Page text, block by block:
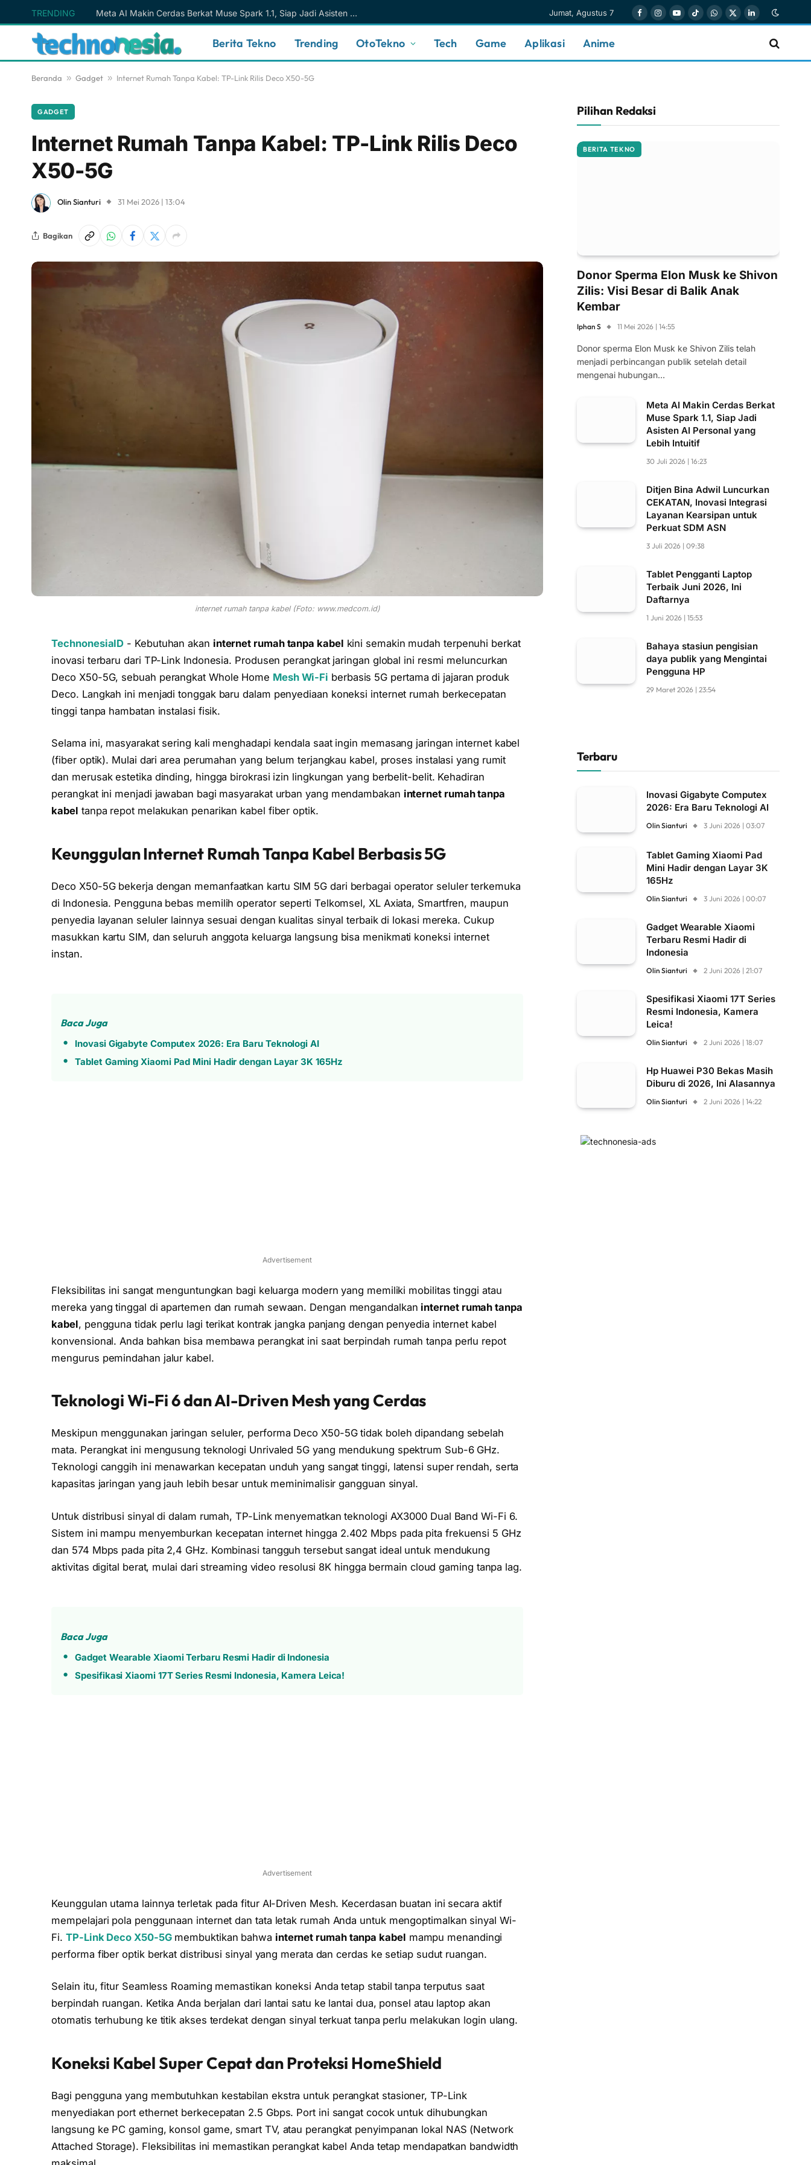
TRENDING Meta AI Makin Cerdas Berkat Muse Spark 1.1, Siap Jadi Asisten AI Personal yang Lebih Intuitif Jumat, Agustus 7
FacebookInstagram
YouTube
TikTokWhatsApp
X
LinkedIn
Berita Tekno Trending OtoTekno Tech Game Aplikasi Anime
Beranda » Gadget » Internet Rumah Tanpa Kabel: TP-Link Rilis Deco X50-5G
GADGET
Internet Rumah Tanpa Kabel: TP-Link Rilis Deco
X50-5G
Olin Sianturi 31 Mei 2026 | 13:04
Bagikan
internet rumah tanpa kabel (Foto: www.medcom.id)
TechnonesiaID - Kebutuhan akan internet rumah tanpa kabel kini semakin mudah terpenuhi berkat
inovasi terbaru dari TP-Link Indonesia. Produsen perangkat jaringan global ini resmi meluncurkan
Deco X50-5G, sebuah perangkat Whole Home Mesh Wi-Fi berbasis 5G pertama di jajaran produk
Deco. Langkah ini menjadi tonggak baru dalam penyediaan koneksi internet rumah berkecepatan
tinggi tanpa hambatan instalasi fisik.
Selama ini, masyarakat sering kali menghadapi kendala saat ingin memasang jaringan internet kabel
(fiber optik). Mulai dari area perumahan yang belum terjangkau kabel, proses instalasi yang rumit
dan merusak estetika dinding, hingga birokrasi izin lingkungan yang berbelit-belit. Kehadiran
perangkat ini menjadi jawaban bagi masyarakat urban yang mendambakan internet rumah tanpa
kabel tanpa repot melakukan penarikan kabel fiber optik.
Keunggulan Internet Rumah Tanpa Kabel Berbasis 5G
Deco X50-5G bekerja dengan memanfaatkan kartu SIM 5G dari berbagai operator seluler terkemuka
di Indonesia. Pengguna bebas memilih operator seperti Telkomsel, XL Axiata, Smartfren, maupun
penyedia layanan seluler lainnya sesuai dengan kualitas sinyal terbaik di lokasi mereka. Cukup
masukkan kartu SIM, dan seluruh anggota keluarga langsung bisa menikmati koneksi internet
instan.
Baca Juga
Inovasi Gigabyte Computex 2026: Era Baru Teknologi AI
Tablet Gaming Xiaomi Pad Mini Hadir dengan Layar 3K 165Hz
Advertisement
Fleksibilitas ini sangat menguntungkan bagi keluarga modern yang memiliki mobilitas tinggi atau
mereka yang tinggal di apartemen dan rumah sewaan. Dengan mengandalkan internet rumah tanpa
kabel, pengguna tidak perlu lagi terikat kontrak jangka panjang dengan penyedia internet kabel
konvensional. Anda bahkan bisa membawa perangkat ini saat berpindah rumah tanpa perlu repot
mengurus pemindahan jalur kabel.
Teknologi Wi-Fi 6 dan AI-Driven Mesh yang Cerdas
Meskipun menggunakan jaringan seluler, performa Deco X50-5G tidak boleh dipandang sebelah
mata. Perangkat ini mengusung teknologi Unrivaled 5G yang mendukung spektrum Sub-6 GHz.
Teknologi canggih ini menawarkan kecepatan unduh yang sangat tinggi, latensi super rendah, serta
kapasitas jaringan yang jauh lebih besar untuk meminimalisir gangguan sinyal.
Untuk distribusi sinyal di dalam rumah, TP-Link menyematkan teknologi AX3000 Dual Band Wi-Fi 6.
Sistem ini mampu menyemburkan kecepatan internet hingga 2.402 Mbps pada pita frekuensi 5 GHz
dan 574 Mbps pada pita 2,4 GHz. Kombinasi tangguh tersebut sangat ideal untuk mendukung
aktivitas digital berat, mulai dari streaming video resolusi 8K hingga bermain cloud gaming tanpa lag.
Baca Juga
Gadget Wearable Xiaomi Terbaru Resmi Hadir di Indonesia
Spesifikasi Xiaomi 17T Series Resmi Indonesia, Kamera Leica!
Advertisement
Keunggulan utama lainnya terletak pada fitur AI-Driven Mesh. Kecerdasan buatan ini secara aktif
mempelajari pola penggunaan internet dan tata letak rumah Anda untuk mengoptimalkan sinyal Wi-
Fi.TP-Link Deco X50-5Gmembuktikan bahwa internet rumah tanpa kabel mampu menandingi
performa fiber optik berkat distribusi sinyal yang merata dan cerdas ke setiap sudut ruangan.
Selain itu, fitur Seamless Roaming memastikan koneksi Anda tetap stabil tanpa terputus saat
berpindah ruangan. Ketika Anda berjalan dari lantai satu ke lantai dua, ponsel atau laptop akan
otomatis terhubung ke titik akses terdekat dengan sinyal terkuat tanpa perlu melakukan login ulang.
Koneksi Kabel Super Cepat dan Proteksi HomeShield
Bagi pengguna yang membutuhkan kestabilan ekstra untuk perangkat stasioner, TP-Link
menyediakan port ethernet berkecepatan 2.5 Gbps. Port ini sangat cocok untuk dihubungkan
langsung ke PC gaming, konsol game, smart TV, atau perangkat penyimpanan lokal NAS (Network
Attached Storage). Fleksibilitas ini memastikan perangkat kabel Anda tetap mendapatkan bandwidth
Pilihan Redaksi
BERITA TEKNO
Donor Sperma Elon Musk ke Shivon
Zilis: Visi Besar di Balik Anak
Kembar
Iphan S 11 Mei 2026 | 14:55
Donor sperma Elon Musk ke Shivon Zilis telah
menjadi perbincangan publik setelah detail
mengenai hubungan…
Meta AI Makin Cerdas Berkat
Muse Spark 1.1, Siap Jadi
Asisten AI Personal yang
Lebih Intuitif
30 Juli 2026 | 16:23
Ditjen Bina Adwil Luncurkan
CEKATAN, Inovasi Integrasi
Layanan Kearsipan untuk
Perkuat SDM ASN
3 Juli 2026 | 09:38
Tablet Pengganti Laptop
Terbaik Juni 2026, Ini
Daftarnya
1 Juni 2026 | 15:53
Bahaya stasiun pengisian
daya publik yang Mengintai
Pengguna HP
29 Maret 2026 | 23:54
Terbaru
Inovasi Gigabyte Computex
2026: Era Baru Teknologi AI
Olin Sianturi 3 Juni 2026 | 03:07
Tablet Gaming Xiaomi Pad
Mini Hadir dengan Layar 3K
165Hz
Olin Sianturi 3 Juni 2026 | 00:07
Gadget Wearable Xiaomi
Terbaru Resmi Hadir di
Indonesia
Olin Sianturi 2 Juni 2026 | 21:07
Spesifikasi Xiaomi 17T Series
Resmi Indonesia, Kamera
Leica!
Olin Sianturi 2 Juni 2026 | 18:07
Hp Huawei P30 Bekas Masih
Diburu di 2026, Ini Alasannya
Olin Sianturi 2 Juni 2026 | 14:22